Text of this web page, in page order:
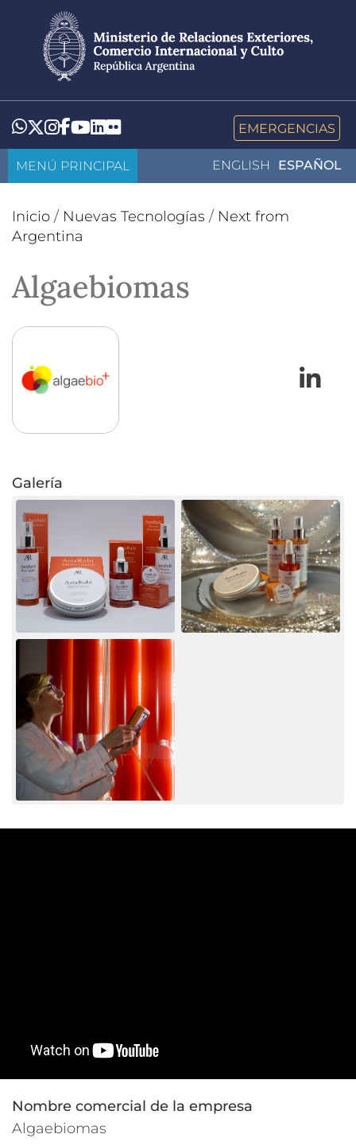
contenido
principal
Whatsapp
Twitter
Instagram
Facebook
YouTube
LinkedIn
Flickr EMERGENCIAS
ENGLISH ESPAÑOL
MENÚ PRINCIPAL
Inicio / Nuevas Tecnologías / Next from
Argentina
Algaebiomas
Galería
Nombre comercial de la empresa
Algaebiomas